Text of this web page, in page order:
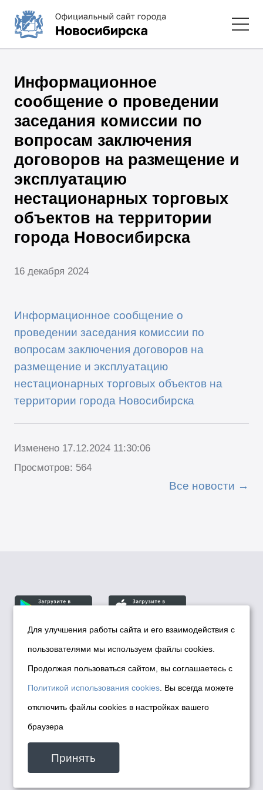
Информационное
сообщение о проведении
заседания комиссии по
вопросам заключения
договоров на размещение и
эксплуатацию
нестационарных торговых
объектов на территории
города Новосибирска
16 декабря 2024
Информационное сообщение о
проведении заседания комиссии по
вопросам заключения договоров на
размещение и эксплуатацию
нестационарных торговых объектов на
территории города Новосибирска
Изменено 17.12.2024 11:30:06
Просмотров: 564
Все новости
© Департамент информационной политики мэрии
города Новосибирска, 2026
Политика использования Cookies
Политика по обработке персональных
данных в информационных системах
мэрии города Новосибирска
Техническая поддержка сайта -
malinchukvl@mail.ru
Для улучшения работы сайта и его взаимодействия с
пользователями мы используем файлы cookies.
Продолжая пользоваться сайтом, вы соглашаетесь с
Политикой использования cookies . Вы всегда можете
отключить файлы cookies в настройках вашего
браузера
Принять